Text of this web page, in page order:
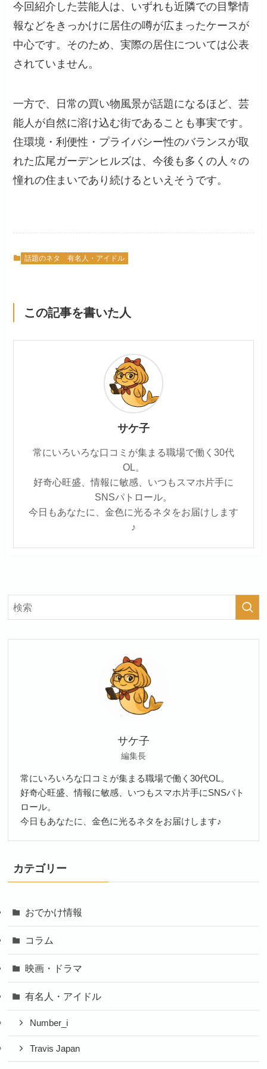
今回紹介した芸能人は、いずれも近隣での目撃情
報などをきっかけに居住の噂が広まったケースが
中心です。そのため、実際の居住については公表
されていません。
一方で、日常の買い物風景が話題になるほど、芸
能人が自然に溶け込む街であることも事実です。
住環境・利便性・プライバシー性のバランスが取
れた広尾ガーデンヒルズは、今後も多くの人々の
憧れの住まいであり続けるといえそうです。
話題のネタ 有名人・アイドル
この記事を書いた人
サケ子
常にいろいろな口コミが集まる職場で働く30代
OL。
好奇心旺盛、情報に敏感、いつもスマホ片手に
SNSパトロール。
今日もあなたに、金色に光るネタをお届けします
♪
サケ子
編集長
常にいろいろな口コミが集まる職場で働く30代OL。
好奇心旺盛、情報に敏感、いつもスマホ片手にSNSパト
ロール。
今日もあなたに、金色に光るネタをお届けします♪
カテゴリー
おでかけ情報
コラム
映画・ドラマ
有名人・アイドル
Number_i
Travis Japan